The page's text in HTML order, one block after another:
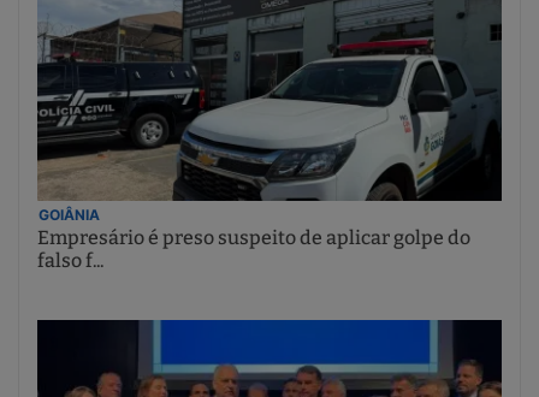
GOIÂNIA
Empresário é preso suspeito de aplicar golpe do
falso f...